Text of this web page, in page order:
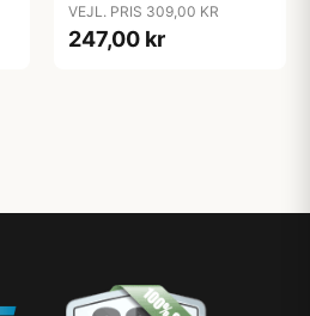
VEJL. PRIS 309,00 KR
247,00 kr